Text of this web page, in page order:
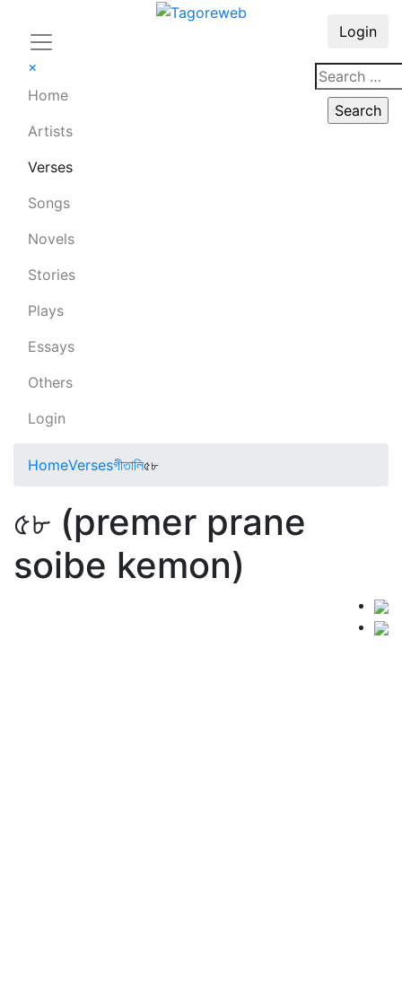
×
Home
Artists
Verses
Songs
Novels
Stories
Plays
Essays
Others
Login
Login
HomeVersesগীতালি৫৮
৫৮ (premer prane
soibe kemon)